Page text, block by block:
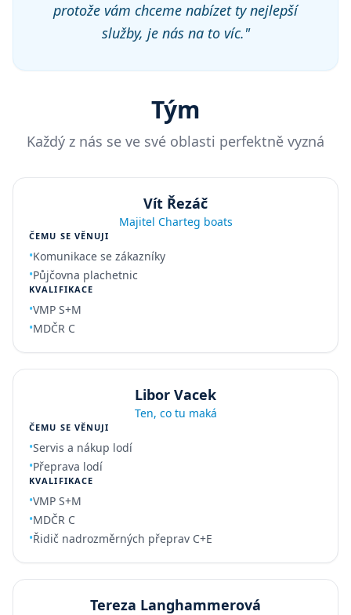
protože vám chceme nabízet ty nejlepší
služby, je nás na to víc."
Tým
Každý z nás se ve své oblasti perfektně vyzná
Vít Řezáč
Majitel Charteg boats
ČEMU SE VĚNUJI
•Komunikace se zákazníky
•Půjčovna plachetnic
KVALIFIKACE
•VMP S+M
•MDČR C
Libor Vacek
Ten, co tu maká
ČEMU SE VĚNUJI
•Servis a nákup lodí
•Přeprava lodí
KVALIFIKACE
•VMP S+M
•MDČR C
•Řidič nadrozměrných přeprav C+E
Tereza Langhammerová